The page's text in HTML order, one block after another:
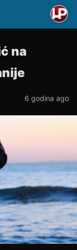
na
6 godina ago